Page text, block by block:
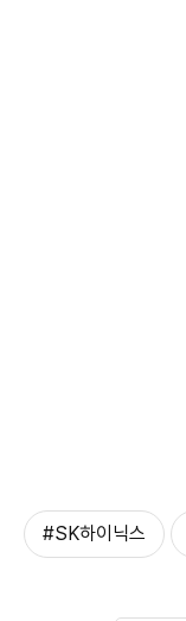
#SK하이닉스